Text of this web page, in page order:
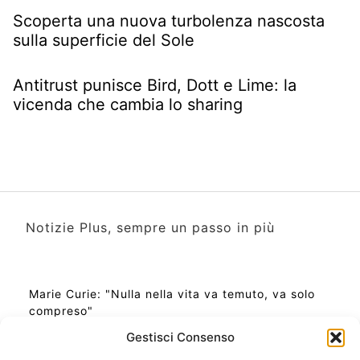
Gestisci Consenso
Scoperta una nuova turbolenza nascosta
sulla superficie del Sole
Antitrust punisce Bird, Dott e Lime: la
vicenda che cambia lo sharing
Notizie Plus, sempre un passo in più
Marie Curie: "Nulla nella vita va temuto, va solo
compreso"